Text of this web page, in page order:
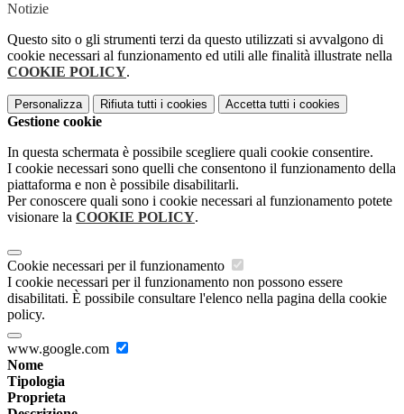
Notizie
Questo sito o gli strumenti terzi da questo utilizzati si avvalgono di
cookie necessari al funzionamento ed utili alle finalità illustrate nella
COOKIE POLICY.
Personalizza Rifiuta tutti i cookies Accetta tutti i cookies
Gestione cookie
In questa schermata è possibile scegliere quali cookie consentire.
I cookie necessari sono quelli che consentono il funzionamento della
piattaforma e non è possibile disabilitarli.
Per conoscere quali sono i cookie necessari al funzionamento potete
visionare la COOKIE POLICY.
Cookie necessari per il funzionamento
I cookie necessari per il funzionamento non possono essere
disabilitati. È possibile consultare l'elenco nella pagina della cookie
policy.
www.google.com
Nome
Tipologia
Proprieta